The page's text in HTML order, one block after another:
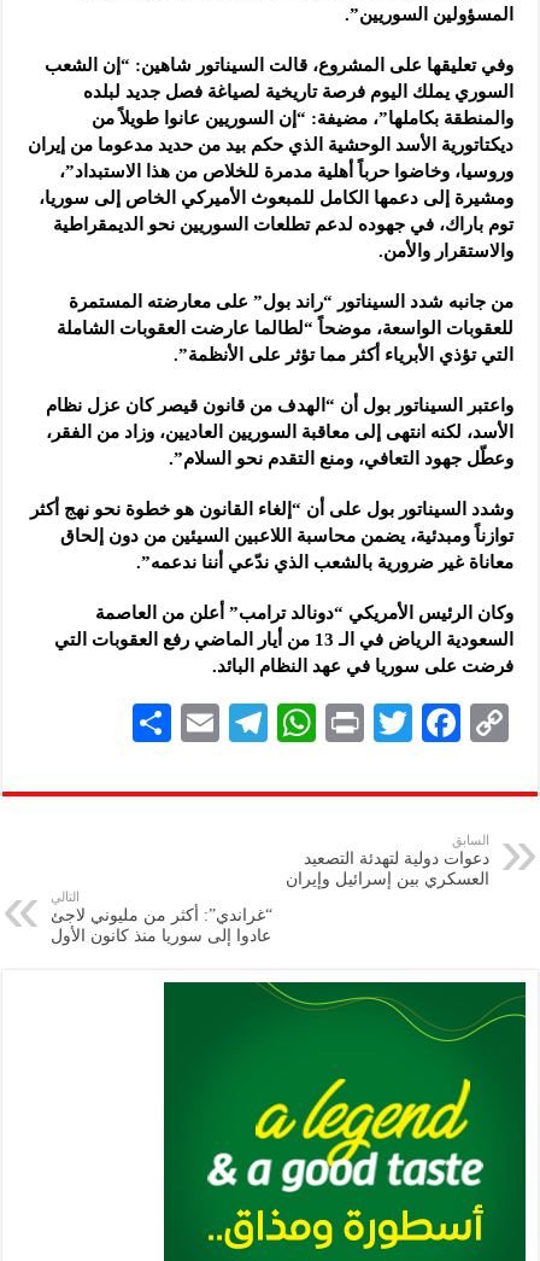
المسؤولين السوريين”.
وفي تعليقها على المشروع، قالت السيناتور شاهين: “إن الشعب
السوري يملك اليوم فرصة تاريخية لصياغة فصل جديد لبلده
والمنطقة بكاملها”، مضيفة: “إن السوريين عانوا طويلاً من
ديكتاتورية الأسد الوحشية الذي حكم بيد من حديد مدعوما من إيران
وروسيا، وخاضوا حرباً أهلية مدمرة للخلاص من هذا الاستبداد”،
ومشيرة إلى دعمها الكامل للمبعوث الأميركي الخاص إلى سوريا،
توم باراك، في جهوده لدعم تطلعات السوريين نحو الديمقراطية
والاستقرار والأمن.
من جانبه شدد السيناتور “راند بول” على معارضته المستمرة
للعقوبات الواسعة، موضحاً “لطالما عارضت العقوبات الشاملة
التي تؤذي الأبرياء أكثر مما تؤثر على الأنظمة”.
واعتبر السيناتور بول أن “الهدف من قانون قيصر كان عزل نظام
الأسد، لكنه انتهى إلى معاقبة السوريين العاديين، وزاد من الفقر،
وعطّل جهود التعافي، ومنع التقدم نحو السلام”.
وشدد السيناتور بول على أن “إلغاء القانون هو خطوة نحو نهج أكثر
توازناً ومبدئية، يضمن محاسبة اللاعبين السيئين من دون إلحاق
معاناة غير ضرورية بالشعب الذي ندّعي أننا ندعمه”.
وكان الرئيس الأمريكي “دونالد ترامب” أعلن من العاصمة
السعودية الرياض في الـ 13 من أيار الماضي رفع العقوبات التي
فرضت على سوريا في عهد النظام البائد.
C
p
y
Li
F
eb
k
T
tt
P
nt
W
at
p
p
Te
gr
E
ai
ar
السابق
دعوات دولية لتهدئة التصعيد
العسكري بين إسرائيل وإيران
التالي
“غراندي”: أكثر من مليوني لاجئ
عادوا إلى سوريا منذ كانون الأول